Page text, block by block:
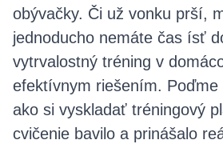
obývačky. Či už vonku prší,
jednoducho nemáte čas ísť
vytrvalostný tréning v
efektívnym riešením.
ako si vyskladať tréningový
cvičenie bavilo a prinášalo